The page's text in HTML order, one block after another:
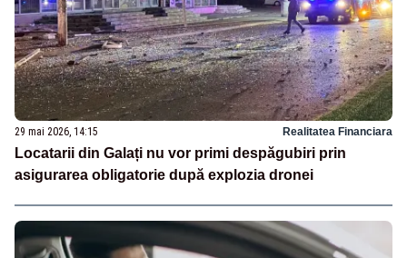
29 mai 2026, 14:15 Realitatea Financiara
Locatarii din Galați nu vor primi despăgubiri prin
asigurarea obligatorie după explozia dronei